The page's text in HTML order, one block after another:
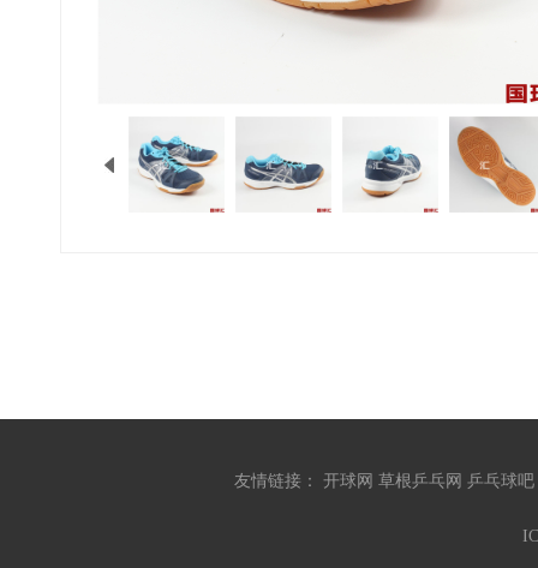
友情链接： 开球网 草根乒乓网 乒乓球吧